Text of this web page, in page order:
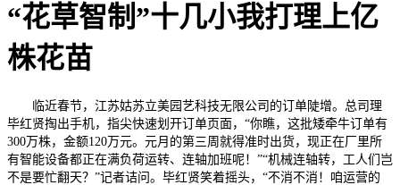
“花草智制”十几小我打理上亿
株花苗
临近春节，江苏姑苏立美园艺科技无限公司的订单陡增。总司理
毕红贤掏出手机，指尖快速划开订单页面，“你瞧，这批矮牵牛订单有
300万株，金额120万元。元月的第三周就得准时出货，现正在厂里所
有智能设备都正在满负荷运转、连轴加班呢！”“机械连轴转，工人们岂
不是要忙翻天？”记者诘问。毕红贤笑着摇头，“不消不消！咱运营的